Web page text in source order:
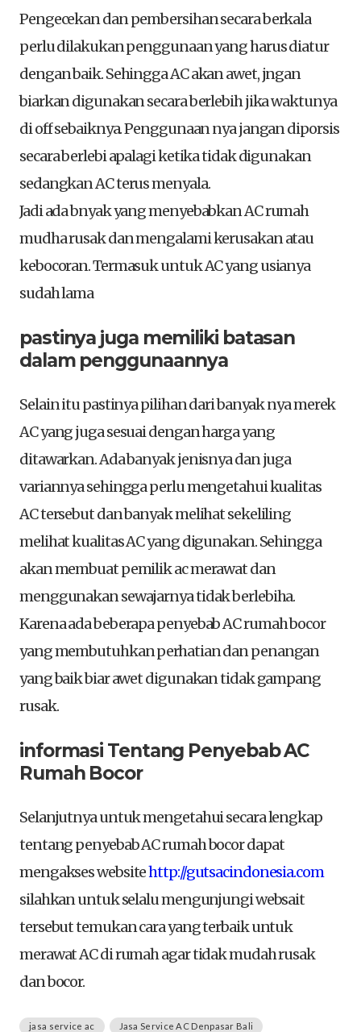
Pengecekan dan pembersihan secara berkala
perlu dilakukan penggunaan yang harus diatur
dengan baik. Sehingga AC akan awet, jngan
biarkan digunakan secara berlebih jika waktunya
di off sebaiknya. Penggunaan nya jangan diporsis
secara berlebi apalagi ketika tidak digunakan
sedangkan AC terus menyala.
Jadi ada bnyak yang menyebabkan AC rumah
mudha rusak dan mengalami kerusakan atau
kebocoran. Termasuk untuk AC yang usianya
sudah lama
pastinya juga memiliki batasan
dalam penggunaannya
Selain itu pastinya pilihan dari banyak nya merek
AC yang juga sesuai dengan harga yang
ditawarkan. Ada banyak jenisnya dan juga
variannya sehingga perlu mengetahui kualitas
AC tersebut dan banyak melihat sekeliling
melihat kualitas AC yang digunakan. Sehingga
akan membuat pemilik ac merawat dan
menggunakan sewajarnya tidak berlebiha.
Karena ada beberapa penyebab AC rumah bocor
yang membutuhkan perhatian dan penangan
yang baik biar awet digunakan tidak gampang
rusak.
informasi Tentang Penyebab AC
Rumah Bocor
Selanjutnya untuk mengetahui secara lengkap
tentang penyebab AC rumah bocor dapat
mengakses websitehttp://gutsacindonesia.com
silahkan untuk selalu mengunjungi websait
tersebut temukan cara yang terbaik untuk
merawat AC di rumah agar tidak mudah rusak
dan bocor.
jasa service ac Jasa Service AC Denpasar Bali